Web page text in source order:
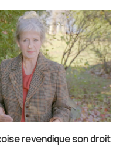
revendique son droit